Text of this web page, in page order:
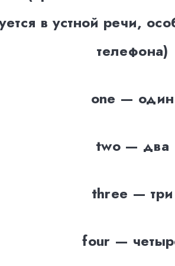
в устной речи,
телефона)
one — один
two — два
three — три
four —